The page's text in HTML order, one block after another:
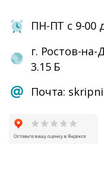
ПН-ПТ с 9-00
г. Ростов-на-
3.15 Б
Почта: